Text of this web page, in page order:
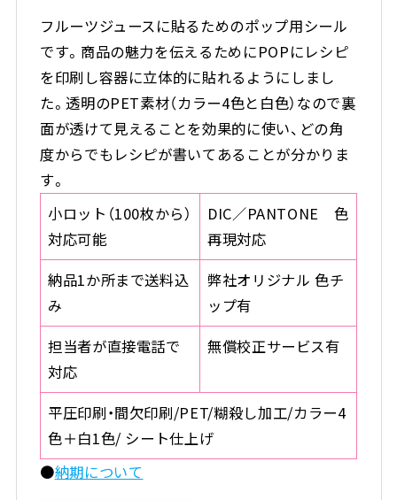
フルーツジュースに貼るためのポップ用シール
です。商品の魅力を伝えるためにPOPにレシピ
を印刷し容器に立体的に貼れるようにしまし
た。透明のPET素材（カラー4色と白色）なので裏
面が透けて見えることを効果的に使い、どの角
度からでもレシピが書いてあることが分かりま
す。
小ロット（100枚から）
対応可能
DIC／PANTONE 色
再現対応
納品1か所まで送料込
み
弊社オリジナル 色チ
ップ有
担当者が直接電話で
対応
無償校正サービス有
平圧印刷・間欠印刷/PET/糊殺し加工/カラー4
色＋白1色/ シート仕上げ
●納期について